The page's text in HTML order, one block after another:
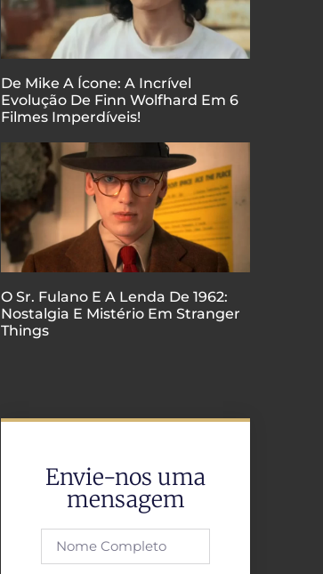
De Mike A Ícone: A Incrível
Evolução De Finn Wolfhard Em 6
Filmes Imperdíveis!
O Sr. Fulano E A Lenda De 1962:
Nostalgia E Mistério Em Stranger
Things
Envie-nos uma
mensagem